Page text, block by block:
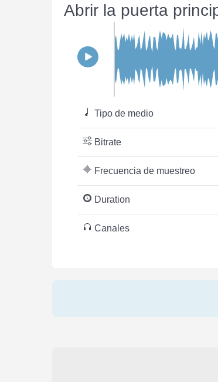
Abrir la puerta
Tipo de medio
Bitrate
Frecuencia de muestreo
Duration
Canales